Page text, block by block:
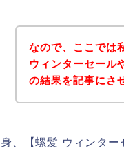
なので、ここでは
ウィンターセール
の結果を記事にさ
、【螺髪 ウィンタ